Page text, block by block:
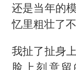
还是当年的
忆里粗壮了不
我扯了扯身
脸上刻意